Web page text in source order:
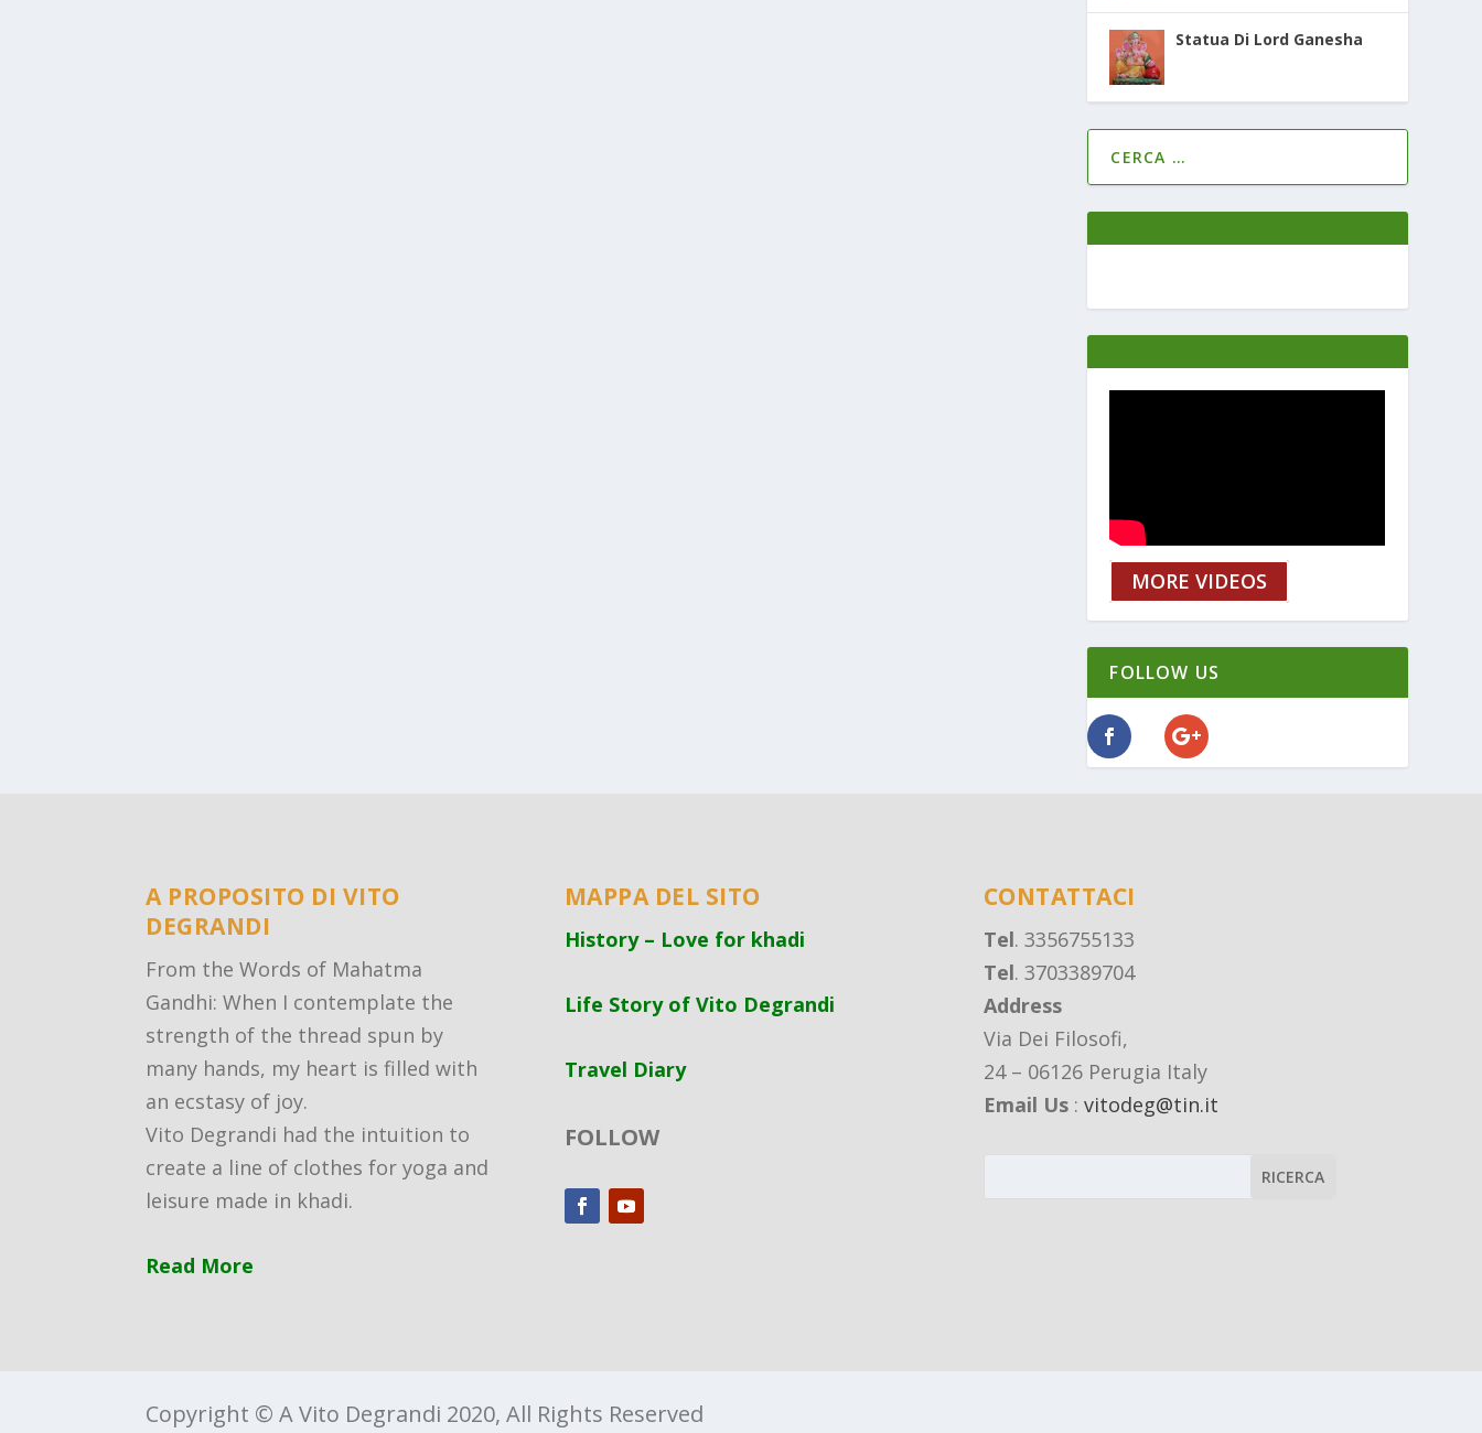
Statua Di Lord Ganesha
MORE VIDEOS
FOLLOW US
A PROPOSITO DI VITO
DEGRANDI
From the Words of Mahatma
Gandhi: When I contemplate the
strength of the thread spun by
many hands, my heart is filled with
an ecstasy of joy.
Vito Degrandi had the intuition to
create a line of clothes for yoga and
leisure made in khadi.
Read More
MAPPA DEL SITO
History – Love for khadi
Life Story of Vito Degrandi
Travel Diary
FOLLOW
CONTATTACI
Tel. 3356755133
Tel. 3703389704
Address
Via Dei Filosofi,
24 – 06126 Perugia Italy
Email Us: vitodeg@tin.it
Copyright © A Vito Degrandi 2020, All Rights Reserved